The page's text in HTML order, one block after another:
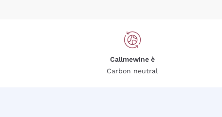
Callmewine è
Carbon neutral